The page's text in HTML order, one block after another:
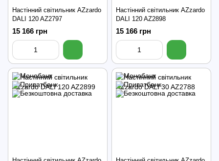
Настінний світильник AZzardo
DALI 120 AZ2797
15 166 грн
Настінний світильник AZzardo
DALI 120 AZ2898
15 166 грн